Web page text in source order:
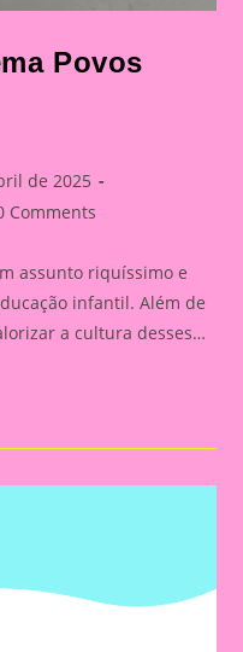
Povos
de 2025
Comments
assunto riquíssimo e
infantil. Além de
a cultura desses…